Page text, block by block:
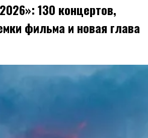
130 концертов,
фильма и новая глава